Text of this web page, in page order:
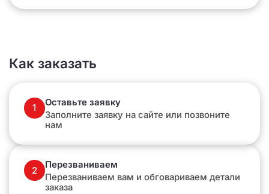
Как заказать
1
Оставьте заявку
Заполните заявку на сайте или позвоните
нам
2
Перезваниваем
Перезваниваем вам и обговариваем детали
заказа